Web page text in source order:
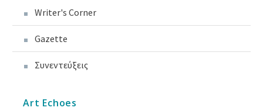
Writer's Corner
Gazette
Συνεντεύξεις
Art Echoes